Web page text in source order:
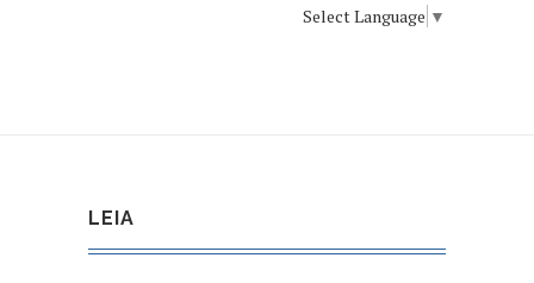
Select Language ▼
LEIA